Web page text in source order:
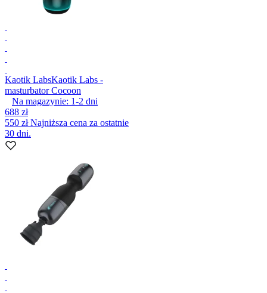
Kaotik LabsKaotik Labs -
masturbator Cocoon
Na magazynie: 1-2 dni
688 zł
550 złNajniższa cena za ostatnie
30 dni.